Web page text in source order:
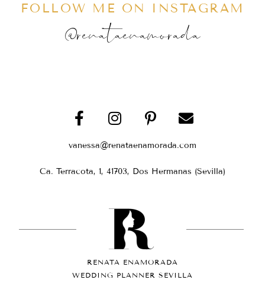
FOLLOW ME ON INSTAGRAM
@renataenamorada
vanessa@renataenamorada.com
Ca. Terracota, 1, 41703, Dos Hermanas (Sevilla)
RENATA ENAMORADA
WEDDING PLANNER SEVILLA